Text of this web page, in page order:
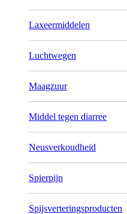
Laxeermiddelen
Luchtwegen
Maagzuur
Middel tegen diarree
Neusverkoudheid
Spierpijn
Spijsverteringsproducten